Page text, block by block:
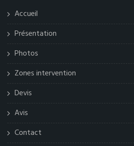
Accueil
Présentation
Photos
Zones intervention
Devis
Avis
Contact